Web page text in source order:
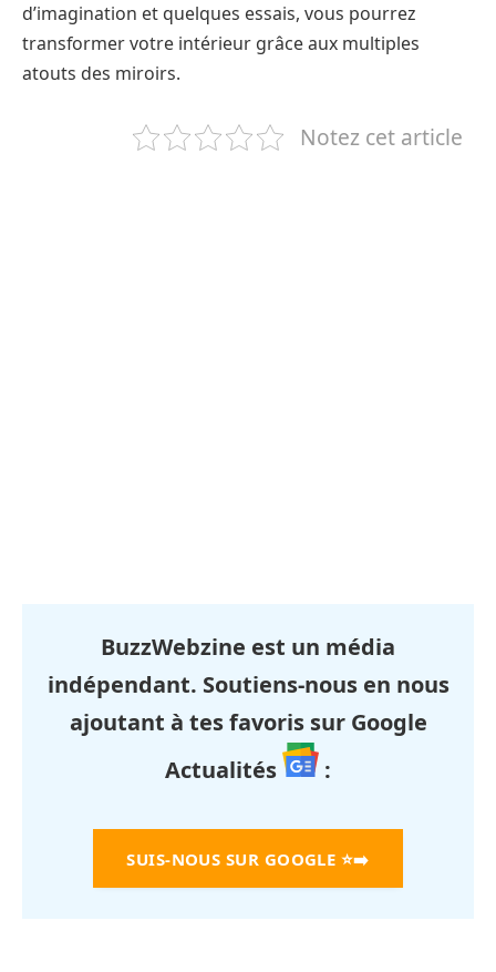
d’imagination et quelques essais, vous pourrez
transformer votre intérieur grâce aux multiples
atouts des miroirs.
Notez cet article
BuzzWebzine est un média
indépendant. Soutiens-nous en nous
ajoutant à tes favoris sur Google
Actualités
:
SUIS-NOUS SUR GOOGLE ⭐➡️